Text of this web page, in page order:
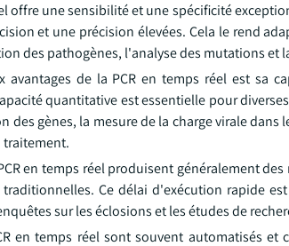
offre une sensibilité et une spécificité
et une précision élevées. Cela le rend
des pathogènes, l'analyse des mutations et
avantages de la PCR en temps réel est sa
quantitative est essentielle pour
des gènes, la mesure de la charge virale
traitement.
en temps réel produisent généralement
traditionnelles. Ce délai d'exécution rapide
sur les éclosions et les études de
en temps réel sont souvent automatisés